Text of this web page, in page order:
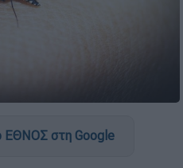
ΕΘΝΟΣ στη Google